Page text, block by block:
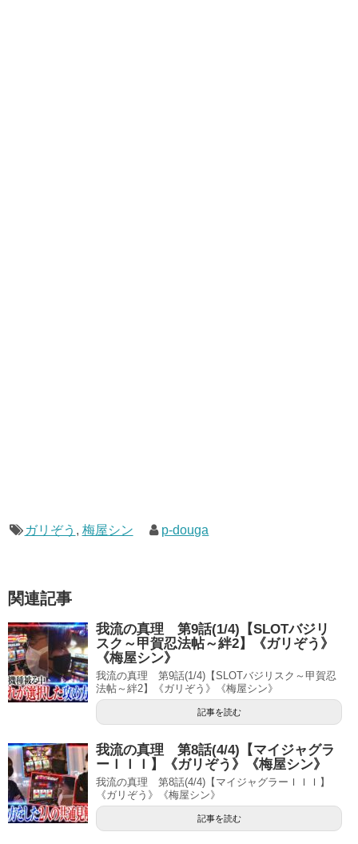
ガリぞう , 梅屋シン p-douga
関連記事
我流の真理 第9話(1/4)【SLOTバジリ
スク～甲賀忍法帖～絆2】《ガリぞう》
《梅屋シン》
我流の真理 第9話(1/4)【SLOTバジリスク～甲賀忍
法帖～絆2】《ガリぞう》《梅屋シン》
記事を読む
我流の真理 第8話(4/4)【マイジャグラ
ーＩＩＩ】《ガリぞう》《梅屋シン》
我流の真理 第8話(4/4)【マイジャグラーＩＩＩ】
《ガリぞう》《梅屋シン》
記事を読む